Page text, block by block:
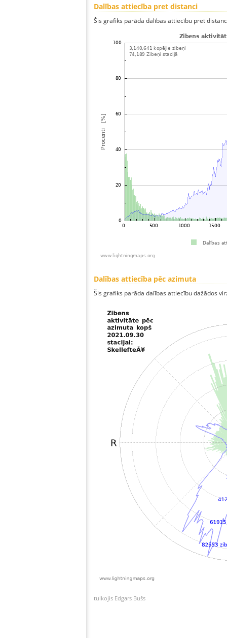
Dalības attiecība pret distanci
Šis grafiks parāda dalības attiecību pret
Dalības attiecība pēc azimuta
Šis grafiks parāda dalības attiecību dažādos
tulkojis Edgars Bušs